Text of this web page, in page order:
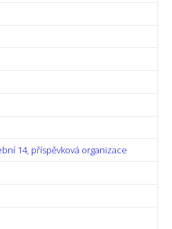
14, příspěvková organizace